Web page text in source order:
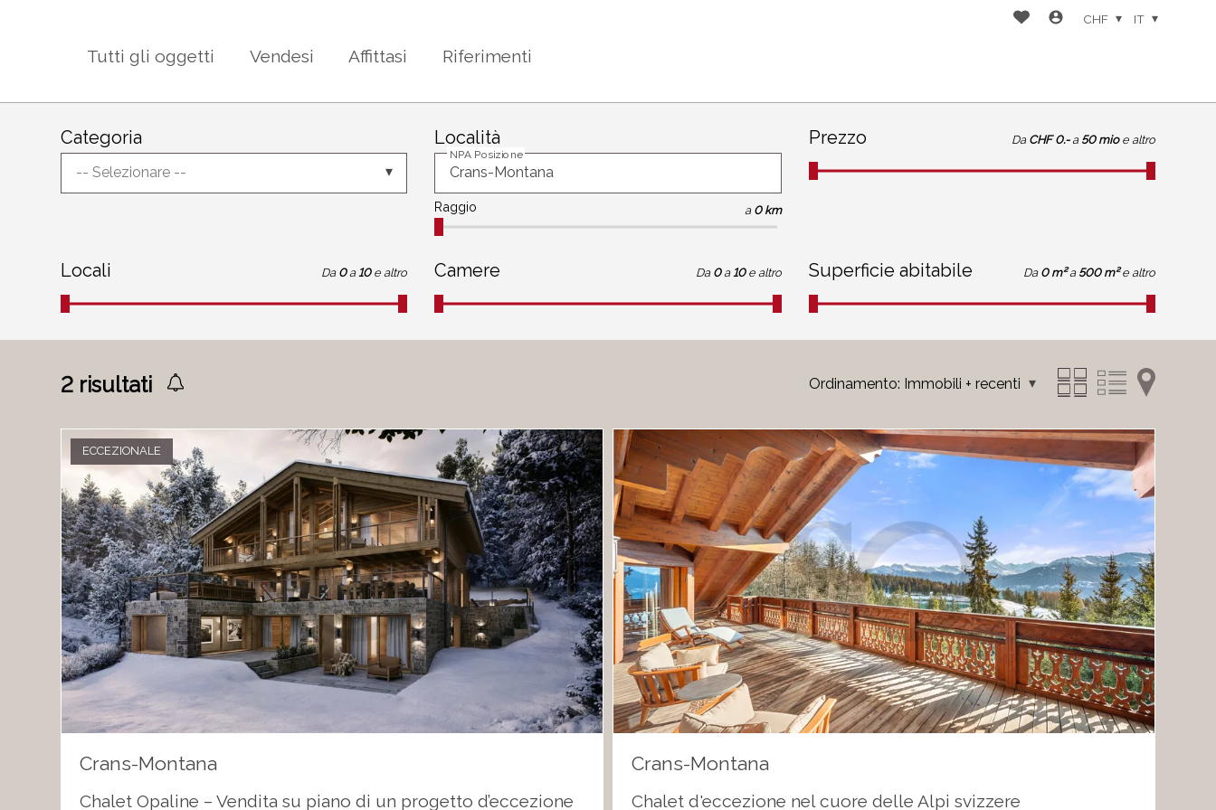
Tutti gli oggetti Vendesi Affittasi Riferimenti
CHF IT
Categoria
-- Selezionare --
Località
NPA Posizione
Raggio a 0 km
Prezzo Da CHF 0.- a 50 mio e altro
Locali Da 0 a 10 e altro Camere Da 0 a 10 e altro Superficie abitabile Da 0 m² a 500 m² e altro
2 risultati Ordinamento: Immobili + recenti
ECCEZIONALE
Crans-Montana
Chalet Opaline – Vendita su piano di un progetto d’eccezione
Crans-Montana
Chalet d'eccezione nel cuore delle Alpi svizzere